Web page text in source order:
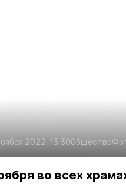
2022, 13:30Общество
во всех